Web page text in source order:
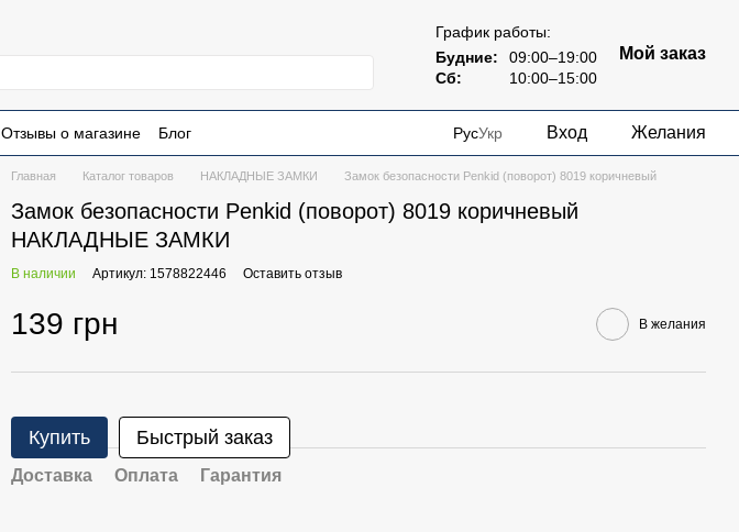
График работы:
Будние:
09:00–19:00
Сб:
10:00–15:00
Мой заказ
Отзывы о магазине
Блог
РусУкр Вход Желания
Главная Каталог товаров НАКЛАДНЫЕ ЗАМКИ Замок безопасности Penkid (поворот) 8019 коричневый
Замок безопасности Penkid (поворот) 8019 коричневый
НАКЛАДНЫЕ ЗАМКИ
В наличии Артикул: 1578822446 Оставить отзыв
139 грн В желания
Купить Быстрый заказ
Доставка Оплата Гарантия